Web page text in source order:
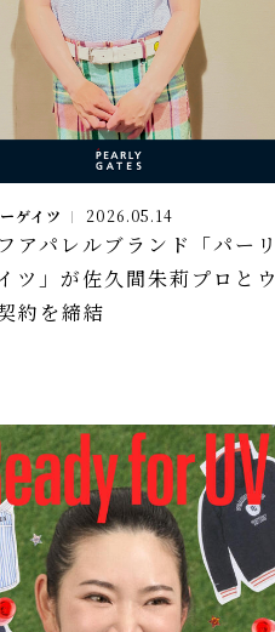
ゲイツ 2026.05.14
アパレルブランド「パーリ
ツ」が佐久間朱莉プロとウ
約を締結